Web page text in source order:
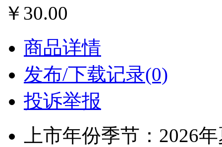
￥30.00
商品详情
发布/下载记录(0)
投诉举报
上市年份季节：2026